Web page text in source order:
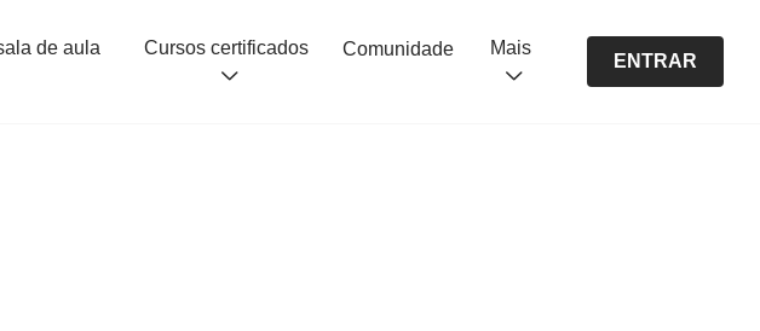
de aula Cursos certificados Comunidade Mais
ENTRAR